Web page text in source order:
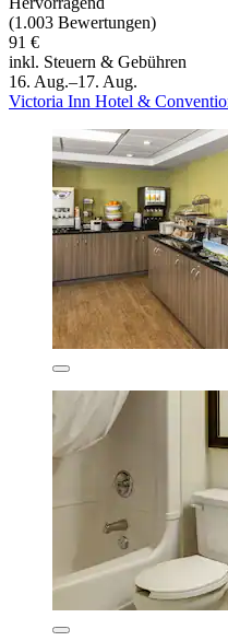
(1.003 Bewertungen)
91 €
inkl. Steuern & Gebühren
16. Aug.–17. Aug.
Victoria Inn Hotel &